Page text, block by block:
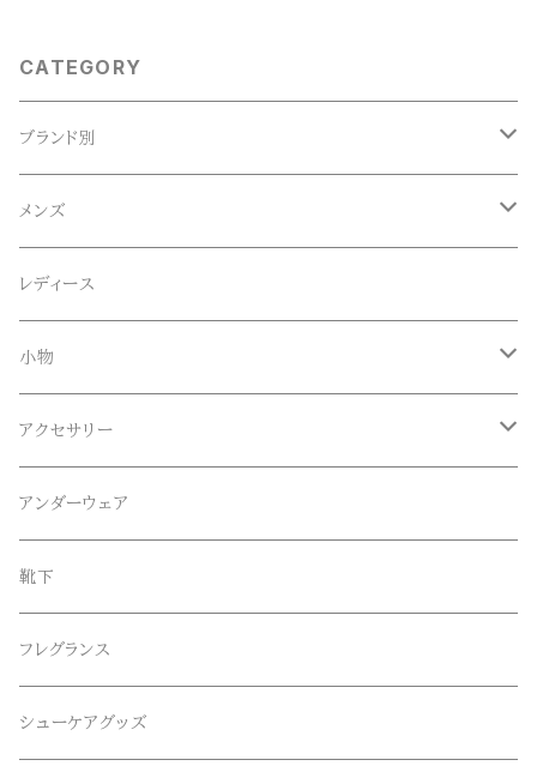
CATEGORY
ブランド別
ACE SNKR(エーススニーカー)
Anapau,Seaing,ANAPAU UG
Blundstone(ブランドストーン)
CameOne(ケイムワン)
CANDY DESIGN&WORKS(CDW)
collonil(コロニル)
CountyComm(カウンティーコム)
decka(デカ)
メンズ
トップス
Tシャツ
ロンT
シャツ
ボトムス
ロング
ショート
セットアップ
シューズ
シューズ
サンダル
レディース
小物
帽子、マフラー、手袋
メガネ、サングラス
ベルト
腕時計
キーアクセサリー
アクセサリー
リング
ブレスレット、バングル
ネックレス
アンダーウェア
靴下
フレグランス
シューケアグッズ